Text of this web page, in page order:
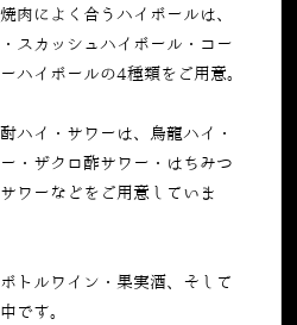
肉によく合うハイボールは、
スカッシュハイボール・コー
ハイボールの4種類をご用意。
ハイ・サワーは、烏龍ハイ・
・ザクロ酢サワー・はちみつ
ワーなどをご用意していま
トルワイン・果実酒、そして
です。